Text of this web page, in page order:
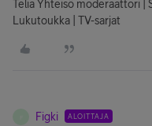
Telia Yhteisö moderaattori |
Lukutoukka | TV-sarjat
Figki ALOITTAJA